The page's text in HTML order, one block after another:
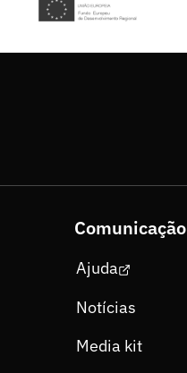
Comunicação
Ajuda
Notícias
Media kit